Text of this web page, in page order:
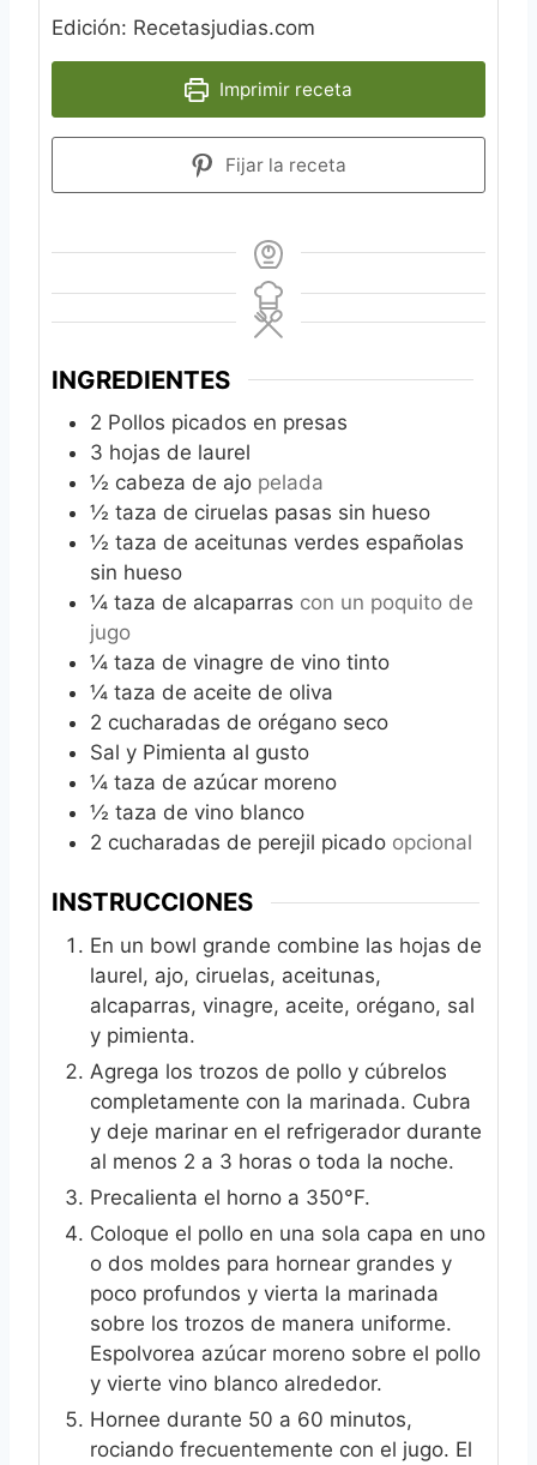
Edición: Recetasjudias.com
Imprimir receta
Fijar la receta
INGREDIENTES
2 Pollos picados en presas
3 hojas de laurel
½ cabeza de ajo pelada
½ taza de ciruelas pasas sin hueso
½ taza de aceitunas verdes españolas
sin hueso
¼ taza de alcaparras con un poquito de
jugo
¼ taza de vinagre de vino tinto
¼ taza de aceite de oliva
2 cucharadas de orégano seco
Sal y Pimienta al gusto
¼ taza de azúcar moreno
½ taza de vino blanco
2 cucharadas de perejil picado opcional
INSTRUCCIONES
En un bowl grande combine las hojas de
laurel, ajo, ciruelas, aceitunas,
alcaparras, vinagre, aceite, orégano, sal
y pimienta.
Agrega los trozos de pollo y cúbrelos
completamente con la marinada. Cubra
y deje marinar en el refrigerador durante
al menos 2 a 3 horas o toda la noche.
Precalienta el horno a 350°F.
Coloque el pollo en una sola capa en uno
o dos moldes para hornear grandes y
poco profundos y vierta la marinada
sobre los trozos de manera uniforme.
Espolvorea azúcar moreno sobre el pollo
y vierte vino blanco alrededor.
Hornee durante 50 a 60 minutos,
rociando frecuentemente con el jugo. El